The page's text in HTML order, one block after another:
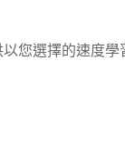
您選擇的速度學